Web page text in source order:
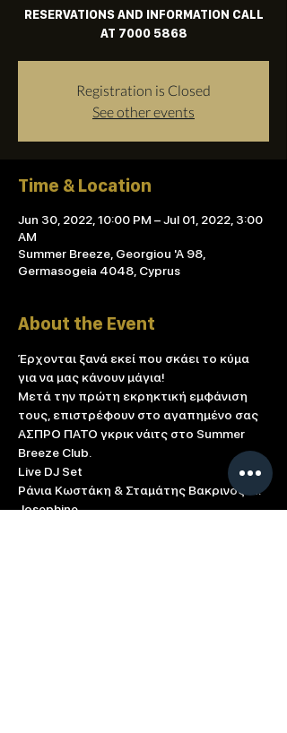
RESERVATIONS AND INFORMATION CALL
AT 7000 5868
Registration is Closed
See other events
Time & Location
Jun 30, 2022, 10:00 PM – Jul 01, 2022, 3:00
AM
Summer Breeze, Georgiou 'A 98,
Germasogeia 4048, Cyprus
About the Event
Έρχονται ξανά εκεί που σκάει το κύμα
για να μας κάνουν μάγια!
Μετά την πρώτη εκρηκτική εμφάνιση
τους, επιστρέφουν στο αγαπημένο σας
ΑΣΠΡΟ ΠΑΤΟ γκρικ νάιτς στο Summer
Breeze Club.
Live DJ Set
Ράνια Κωστάκη & Σταμάτης Βακρινός ft.
Josephine